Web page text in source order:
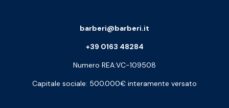
barberi@barberi.it
+39 0163 48284
Numero REA:VC-109508
Capitale sociale: 500.000€ interamente versato